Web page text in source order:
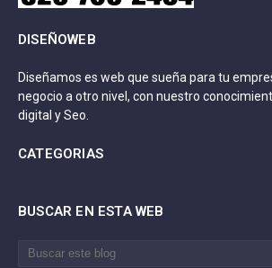
DISEÑOWEB
Diseñamos es web que sueña para tu
negocio a otro nivel, con nuestro
digital y Seo.
CATEGORIAS
BUSCAR EN ESTA WEB